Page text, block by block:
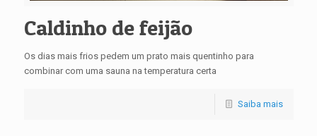
Caldinho de feijão
Os dias mais frios pedem um prato mais quentinho para
combinar com uma sauna na temperatura certa
Saiba mais